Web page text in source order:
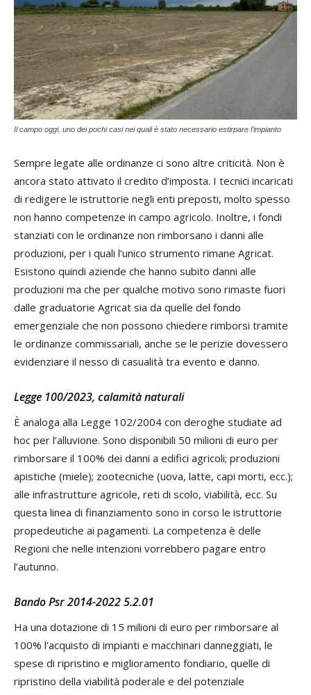
Il campo oggi, uno dei pochi casi nei quali è stato necessario estirpare l’impianto
Sempre legate alle ordinanze ci sono altre criticità. Non è
ancora stato attivato il credito d’imposta. I tecnici incaricati
di redigere le istruttorie negli enti preposti, molto spesso
non hanno competenze in campo agricolo. Inoltre, i fondi
stanziati con le ordinanze non rimborsano i danni alle
produzioni, per i quali l’unico strumento rimane Agricat.
Esistono quindi aziende che hanno subito danni alle
produzioni ma che per qualche motivo sono rimaste fuori
dalle graduatorie Agricat sia da quelle del fondo
emergenziale che non possono chiedere rimborsi tramite
le ordinanze commissariali, anche se le perizie dovessero
evidenziare il nesso di casualità tra evento e danno.
Legge 100/2023, calamità naturali
È analoga alla Legge 102/2004 con deroghe studiate ad
hoc per l’alluvione. Sono disponibili 50 milioni di euro per
rimborsare il 100% dei danni a edifici agricoli; produzioni
apistiche (miele); zootecniche (uova, latte, capi morti, ecc.);
alle infrastrutture agricole, reti di scolo, viabilità, ecc. Su
questa linea di finanziamento sono in corso le istruttorie
propedeutiche ai pagamenti. La competenza è delle
Regioni che nelle intenzioni vorrebbero pagare entro
l’autunno.
Bando Psr 2014-2022 5.2.01
Ha una dotazione di 15 milioni di euro per rimborsare al
100% l’acquisto di impianti e macchinari danneggiati, le
spese di ripristino e miglioramento fondiario, quelle di
ripristino della viabilità poderale e del potenziale